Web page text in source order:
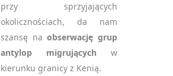
przy sprzyjających
okolicznościach, da nam
szansę naobserwację grup
antylop migrujących w
kierunku granicy z Kenią.